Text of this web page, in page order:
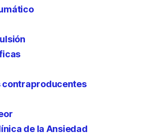
contraproducentes
de la Ansiedad